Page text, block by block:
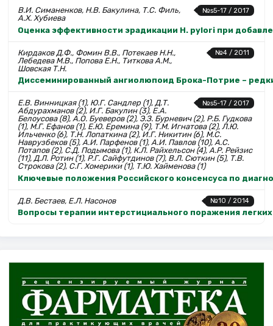
№s5-17 / 2017
В.И. Симаненков, Н.В. Бакулина, Т.С. Филь,
А.Х. Хубиева
Оценка эффективности эрадикации H. pylori при
№4 / 2011
Кирдаков Д.Ф., Фомин В.В., Потекаев Н.Н.,
Лебедева М.В., Попова Е.Н., Титкова А.М.,
Шовская Т.Н.
Диссеминированный ангиолюпоид Брока-Пoтрие –
№s5-17 / 2017
Е.В. Винницкая (1), Ю.Г. Сандлер (1), Д.Т.
Абдурахманов (2), И.Г. Бакулин (3), Е.А.
Белоусова (8), А.О. Буеверов (2), Э.З. Бурневич (2), Р.Б. Гудкова
(1), М.Г. Ефанов (1), Е.Ю. Еремина (9), Т.М. Игнатова (2), Л.Ю.
Ильченко (6), Т.Н. Лопаткина (2), И.Г. Никитин (6), М.С.
Наврузбеков (5), А.И. Парфенов (1), А.И. Павлов (10), А.С.
Потапов (2), С.Д. Подымова (1), К.Л. Райхельсон (4), А.Р. Рейзис
(11), Д.Л. Ротин (1), Р.Г. Сайфутдинов (7), В.Л. Сюткин (5), Т.В.
Строкова (2), С.Г. Хомерики (1), Т.Ю. Хайменова (1)
Ключевые положения Российского консенсуса по
№10 / 2014
Д.В. Бестаев, Е.Л. Насонов
Вопросы терапии интерстициального поражения